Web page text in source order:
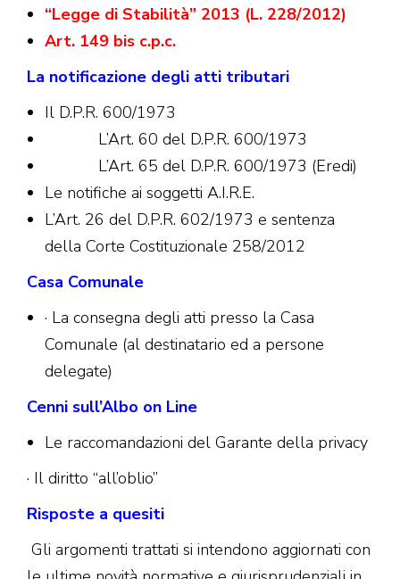
“Legge di Stabilità” 2013 (L. 228/2012)
Art. 149 bis c.p.c.
La notificazione degli atti tributari
Il D.P.R. 600/1973
L’Art. 60 del D.P.R. 600/1973
L’Art. 65 del D.P.R. 600/1973 (Eredi)
Le notifiche ai soggetti A.I.R.E.
L’Art. 26 del D.P.R. 602/1973 e sentenza
della Corte Costituzionale 258/2012
Casa Comunale
· La consegna degli atti presso la Casa
Comunale (al destinatario ed a persone
delegate)
Cenni sull’Albo on Line
Le raccomandazioni del Garante della privacy
· Il diritto “all’oblio”
Risposte a quesiti
Gli argomenti trattati si intendono aggiornati con